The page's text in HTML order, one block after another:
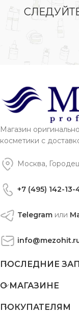
Магазин
косметики с
Москва,
+7 (495) 142-13-
Telegram или
ПОСЛЕДНИЕ
О МАГАЗИНЕ
ПОКУПАТЕЛЯМ